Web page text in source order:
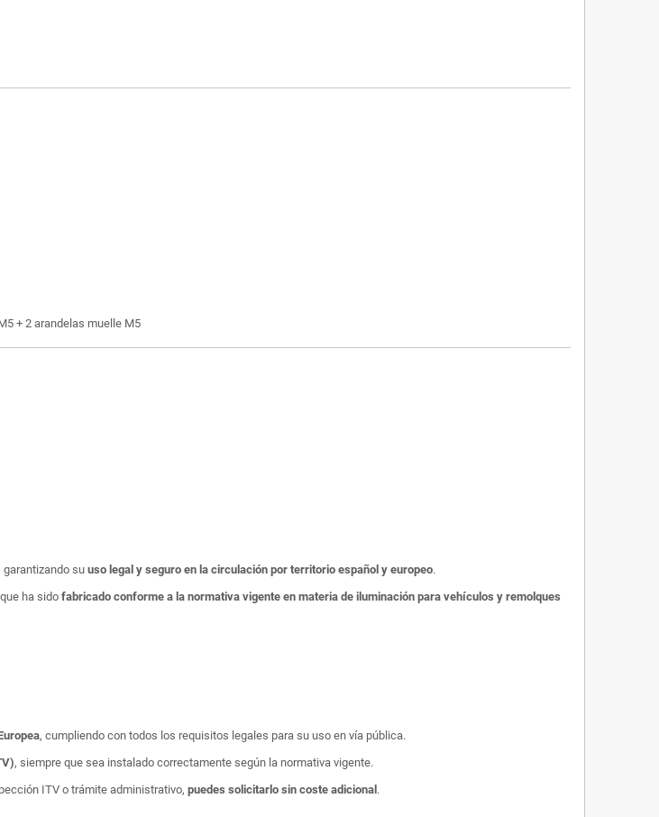
+ 2 arandelas muelle M5
garantizando suuso legal y seguro en la circulación por territorio español y europeo.
ha sido fabricado conforme a la normativa vigente en materia de iluminación para vehículos y remolques
, cumpliendo con todos los requisitos legales para su uso en vía pública.
, siempre que sea instalado correctamente según la normativa vigente.
ITV o trámite administrativo, puedes solicitarlo sin coste adicional .